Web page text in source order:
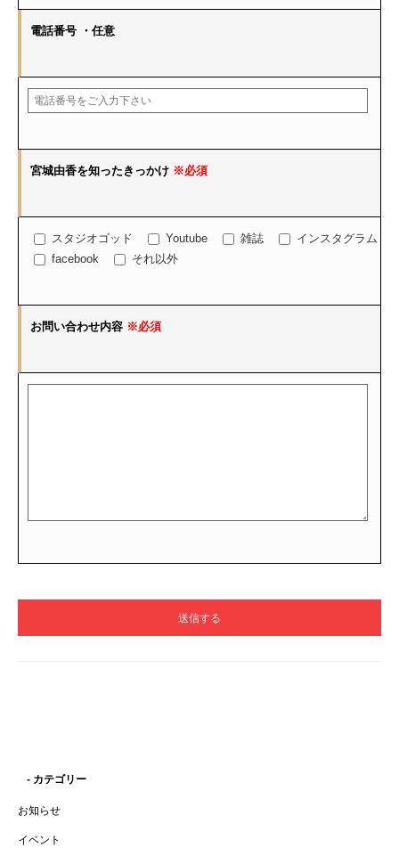
電話番号 ・任意
宮城由香を知ったきっかけ ※必須
スタジオゴッド Youtube 雑誌
インスタグラム
facebook
それ以外
お問い合わせ内容 ※必須
- カテゴリー
お知らせ
イベント